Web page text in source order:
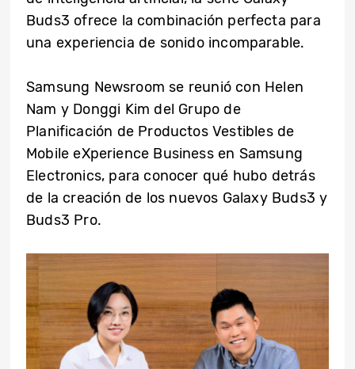
Buds3 ofrece la combinación perfecta para
una experiencia de sonido incomparable.
Samsung Newsroom se reunió con Helen
Nam y Donggi Kim del Grupo de
Planificación de Productos Vestibles de
Mobile eXperience Business en Samsung
Electronics, para conocer qué hubo detrás
de la creación de los nuevos Galaxy Buds3 y
Buds3 Pro.